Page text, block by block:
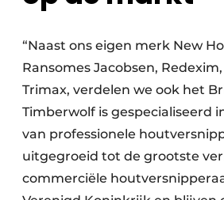
“Naast ons eigen merk New
Ransomes Jacobsen,
Trimax, verdelen we ook het
Timberwolf is gespecialiseerd
van professionele
uitgegroeid tot de grootste
commerciële